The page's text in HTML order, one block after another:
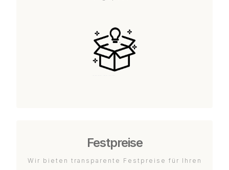
Festpreise
Wir bieten transparente Festpreise für Ihren